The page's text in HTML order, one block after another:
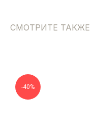
СМОТРИТЕ ТАКЖЕ
-40%